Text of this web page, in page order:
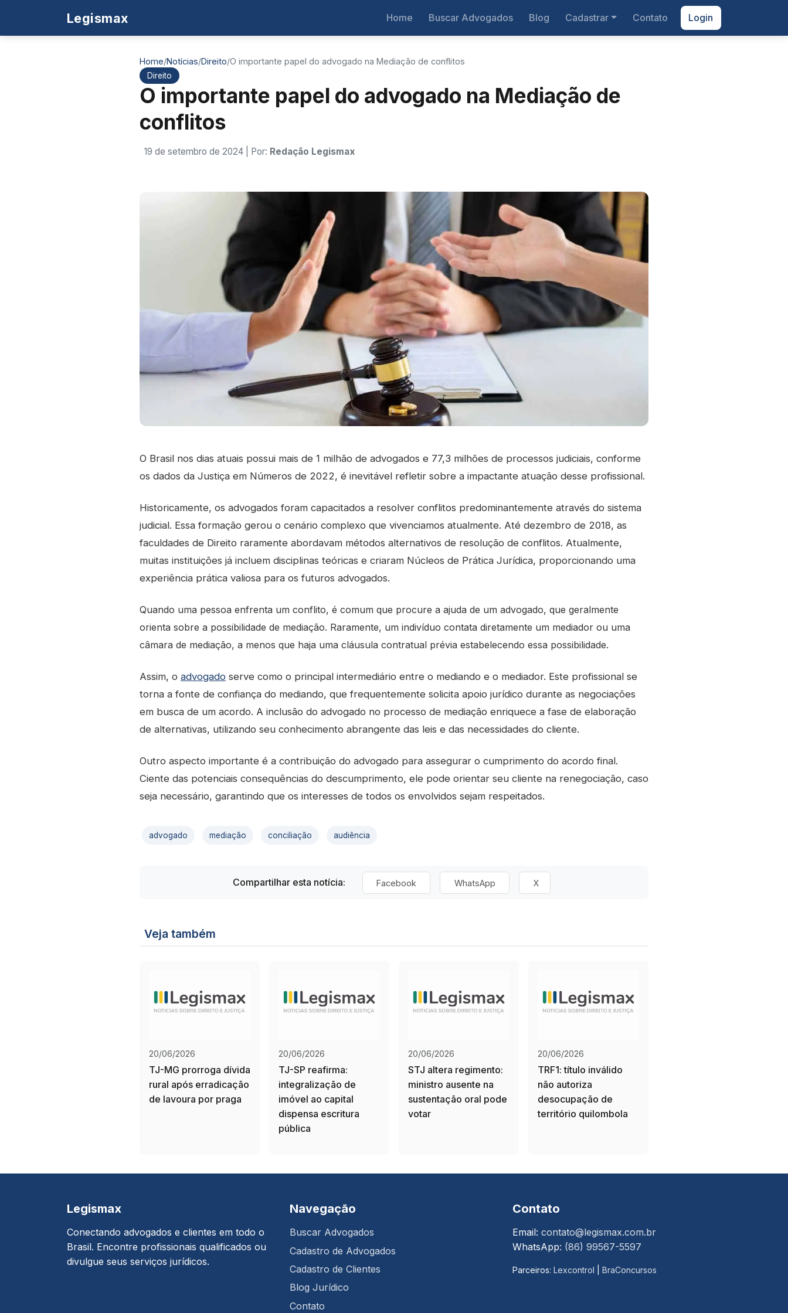
Legismax Home Buscar Advogados Blog Cadastrar Contato Login
Home/Notícias/Direito/O importante papel do advogado na Mediação de conflitos
Direito
O importante papel do advogado na Mediação de
conflitos
19 de setembro de 2024 | Por: Redação Legismax
O Brasil nos dias atuais possui mais de 1 milhão de advogados e 77,3 milhões de processos judiciais, conforme
os dados da Justiça em Números de 2022, é inevitável refletir sobre a impactante atuação desse profissional.
Historicamente, os advogados foram capacitados a resolver conflitos predominantemente através do sistema
judicial. Essa formação gerou o cenário complexo que vivenciamos atualmente. Até dezembro de 2018, as
faculdades de Direito raramente abordavam métodos alternativos de resolução de conflitos. Atualmente,
muitas instituições já incluem disciplinas teóricas e criaram Núcleos de Prática Jurídica, proporcionando uma
experiência prática valiosa para os futuros advogados.
Quando uma pessoa enfrenta um conflito, é comum que procure a ajuda de um advogado, que geralmente
orienta sobre a possibilidade de mediação. Raramente, um indivíduo contata diretamente um mediador ou uma
câmara de mediação, a menos que haja uma cláusula contratual prévia estabelecendo essa possibilidade.
Assim, o advogado serve como o principal intermediário entre o mediando e o mediador. Este profissional se
torna a fonte de confiança do mediando, que frequentemente solicita apoio jurídico durante as negociações
em busca de um acordo. A inclusão do advogado no processo de mediação enriquece a fase de elaboração
de alternativas, utilizando seu conhecimento abrangente das leis e das necessidades do cliente.
Outro aspecto importante é a contribuição do advogado para assegurar o cumprimento do acordo final.
Ciente das potenciais consequências do descumprimento, ele pode orientar seu cliente na renegociação, caso
seja necessário, garantindo que os interesses de todos os envolvidos sejam respeitados.
advogado mediação conciliação audiência
Compartilhar esta notícia: Facebook WhatsApp X
Veja também
20/06/2026
TJ-MG prorroga dívida
rural após erradicação
de lavoura por praga
20/06/2026
TJ-SP reafirma:
integralização de
imóvel ao capital
dispensa escritura
pública
20/06/2026
STJ altera regimento:
ministro ausente na
sustentação oral pode
votar
20/06/2026
TRF1: título inválido
não autoriza
desocupação de
território quilombola
Legismax
Conectando advogados e clientes em todo o
Brasil. Encontre profissionais qualificados ou
divulgue seus serviços jurídicos.
Navegação
Buscar Advogados
Cadastro de Advogados
Cadastro de Clientes
Blog Jurídico
Contato
Contato
Email: contato@legismax.com.br
WhatsApp: (86) 99567-5597
Parceiros: Lexcontrol BraConcursos